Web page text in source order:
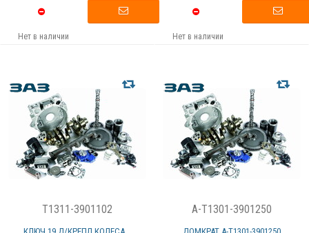
Нет в наличии Нет в наличии
T1311-3901102 A-T1301-3901250